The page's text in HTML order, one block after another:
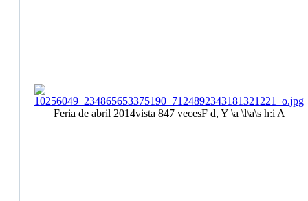
Feria de abril 2014vista 847 vecesF d, Y \a \l\a\s h:i A